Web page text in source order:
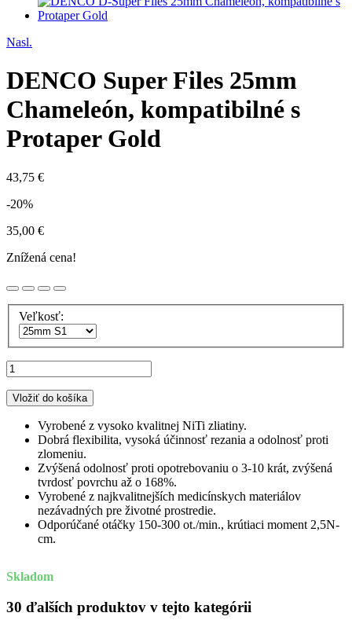
Nasl.
DENCO Super Files 25mm
Chameleón, kompatibilné s
Protaper Gold
43,75 €
-20%
35,00 €
Znížená cena!
Veľkosť:
Vložiť do košíka
Vyrobené z vysoko kvalitnej NiTi zliatiny.
Dobrá flexibilita, vysoká účinnosť rezania a odolnosť proti
zlomeniu.
Zvýšená odolnosť proti opotrebovaniu o 3-10 krát, zvýšená
tvrdosť povrchu až o 168%.
Vyrobené z najkvalitnejších medicínskych materiálov
nezávadných pre životné prostredie.
Odporúčané otáčky 150-300 ot./min., krútiaci moment 2,5N-
cm.
Skladom
30 ďalších produktov v tejto kategórii